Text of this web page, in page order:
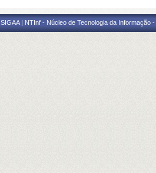
SIGAA | NTInf - Núcleo de Tecnologia da